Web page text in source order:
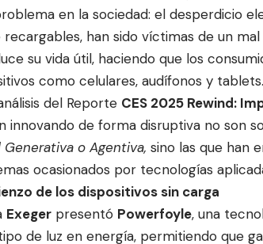
en la sociedad: el desperdicio
recargables, han sido víctimas de un
su vida útil, haciendo que los
como celulares, audífonos y tablets.
del Reporte CES 2025 Rewind:
innovando de forma disruptiva no son
o Agentiva, sino las que han
ocasionados por tecnologías
de los dispositivos sin carga
Exeger presentó Powerfoyle, una
de luz en energía, permitiendo que